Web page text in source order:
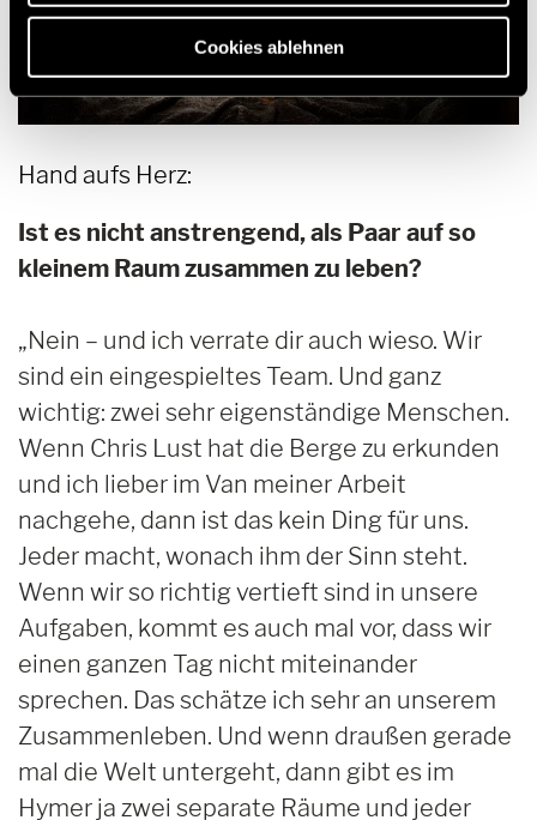
Cookies ablehnen
Hand aufs Herz:
Ist es nicht anstrengend, als Paar auf so
kleinem Raum zusammen zu leben?
„Nein – und ich verrate dir auch wieso. Wir
sind ein eingespieltes Team. Und ganz
wichtig: zwei sehr eigenständige Menschen.
Wenn Chris Lust hat die Berge zu erkunden
und ich lieber im Van meiner Arbeit
nachgehe, dann ist das kein Ding für uns.
Jeder macht, wonach ihm der Sinn steht.
Wenn wir so richtig vertieft sind in unsere
Aufgaben, kommt es auch mal vor, dass wir
einen ganzen Tag nicht miteinander
sprechen. Das schätze ich sehr an unserem
Zusammenleben. Und wenn draußen gerade
mal die Welt untergeht, dann gibt es im
Hymer ja zwei separate Räume und jeder